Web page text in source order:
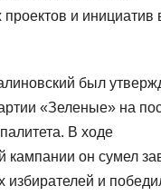
проектов и инициатив
был
«Зеленые» на
В ходе
кампании он сумел
избирателей и